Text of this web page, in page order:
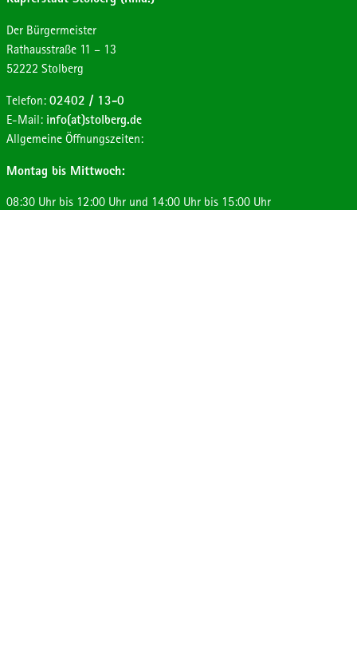
Der Bürgermeister
Strasse:
Rathausstraße Hausnummer:
11 – 13
Postleitzahl:
52222 Ort:
Stolberg
Telefon: 02402 / 13-0
E-Mail: info(at)stolberg.de
Allgemeine Öffnungszeiten:
Montag bis Mittwoch:
08:30 Uhr bis 12:00 Uhr und 14:00 Uhr bis 15:00 Uhr